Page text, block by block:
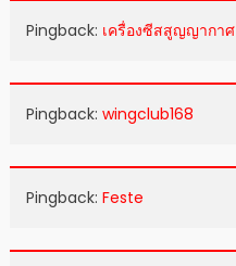
Pingback: เครื่องซีสสูญญากาศ
Pingback: wingclub168
Pingback: Feste